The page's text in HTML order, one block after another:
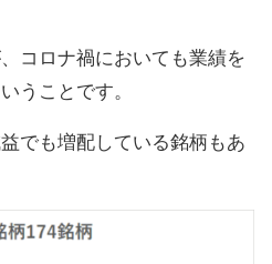
コロナ禍においても業績を
うことです。
でも増配している銘柄もあ